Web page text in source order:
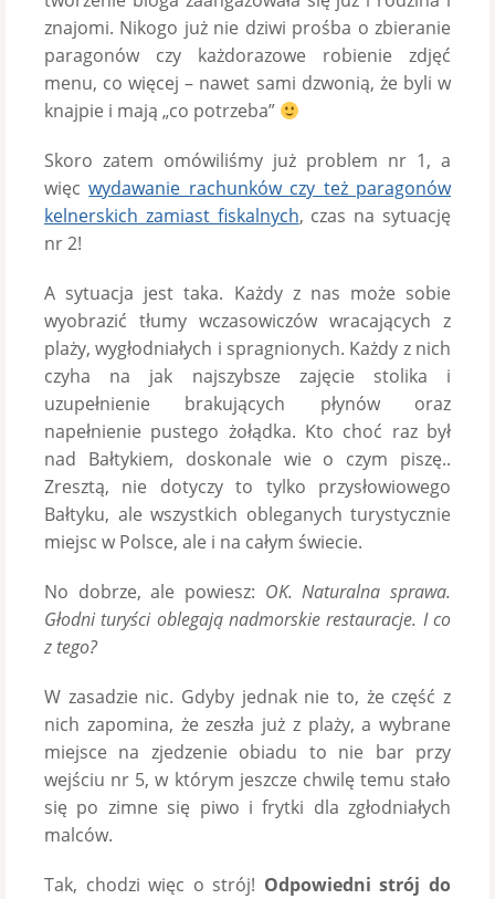
znajomi. Nikogo już nie dziwi prośba o zbieranie
paragonów czy każdorazowe robienie zdjęć
menu, co więcej – nawet sami dzwonią, że byli w
knajpie i mają „co potrzeba”
Skoro zatem omówiliśmy już problem nr 1, a
więcwydawanie rachunków czy też paragonów
kelnerskich zamiast fiskalnych, czas na sytuację
nr 2!
A sytuacja jest taka. Każdy z nas może sobie
wyobrazić tłumy wczasowiczów wracających z
plaży, wygłodniałych i spragnionych. Każdy z nich
czyha na jak najszybsze zajęcie stolika i
uzupełnienie brakujących płynów oraz
napełnienie pustego żołądka. Kto choć raz był
nad Bałtykiem, doskonale wie o czym piszę..
Zresztą, nie dotyczy to tylko przysłowiowego
Bałtyku, ale wszystkich obleganych turystycznie
miejsc w Polsce, ale i na całym świecie.
No dobrze, ale powiesz: OK. Naturalna sprawa.
Głodni turyści oblegają nadmorskie restauracje. I co
z tego?
W zasadzie nic. Gdyby jednak nie to, że część z
nich zapomina, że zeszła już z plaży, a wybrane
miejsce na zjedzenie obiadu to nie bar przy
wejściu nr 5, w którym jeszcze chwilę temu stało
się po zimne się piwo i frytki dla zgłodniałych
malców.
Tak, chodzi więc o strój! Odpowiedni strój do